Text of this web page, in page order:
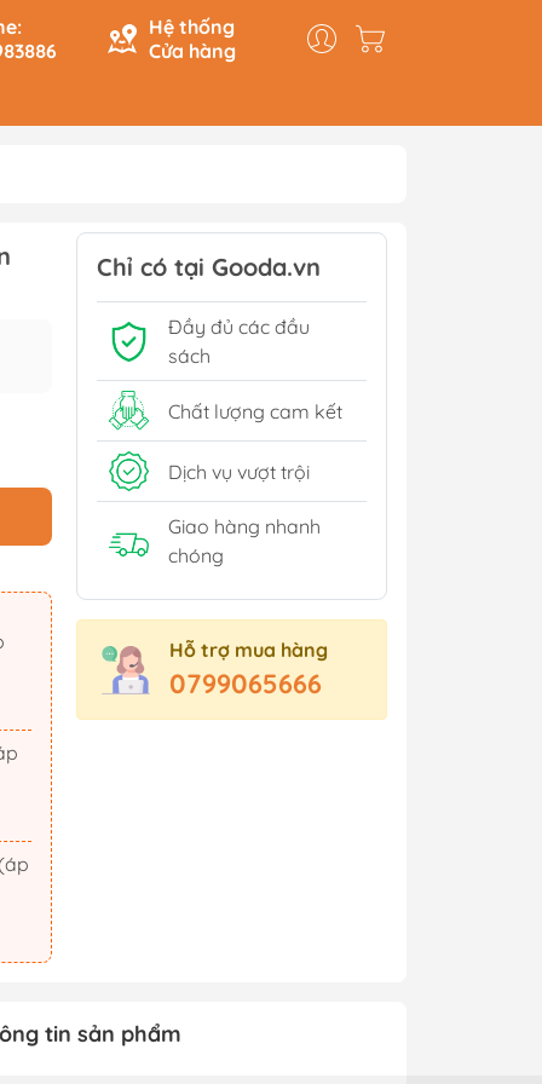
Hệ thống
Cửa hàng
Du Ký
Lịch Sử - Văn Hoá - Chính
Trị
Tâm Linh
Sách Tham Khảo Cấp 1
Sách Tham Khảo Cấp 2
Sách Ôn Thi Đại Học
Xem thêm
Triển
Xúc
Dục
Chỉ có tại Gooda.vn
Đầy đủ các đầu
sách
Chất lượng cam kết
Dịch vụ vượt trội
Giao hàng nhanh
chóng
Hỗ trợ mua hàng
0799065666
tin sản phẩm